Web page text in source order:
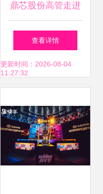
鼎芯股份高管走进
世界500强企业中
国华为科技，共探
径
查看详情
更新时间：2026-08-04
11:27:32